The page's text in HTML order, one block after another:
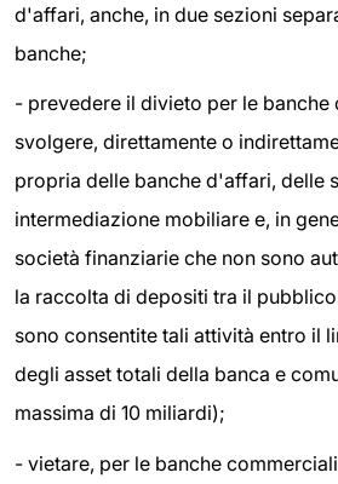
d'affari, anche, in due sezioni
banche;
- prevedere il divieto per le banche
svolgere, direttamente o
propria delle banche d'affari, delle
intermediazione mobiliare e, in
società finanziarie che non sono
la raccolta di depositi tra il
sono consentite tali attività entro il
degli asset totali della banca e
massima di 10 miliardi);
- vietare, per le banche